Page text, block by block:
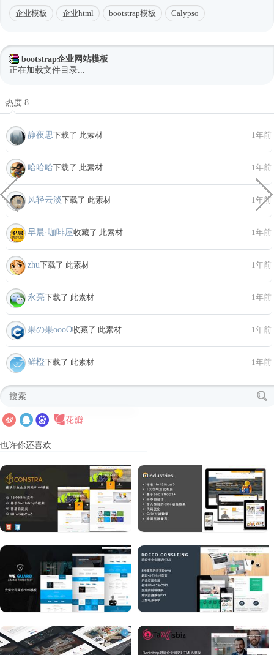
企业模板 企业html bootstrap模板 Calypso
bootstrap企业网站模板
正在加载文件目录...
热度 8
静夜思下载了 此素材 1年前
哈哈哈下载了 此素材 1年前
风轻云淡下载了 此素材 1年前
早晨·咖啡屋收藏了 此素材 1年前
zhu下载了 此素材 1年前
永亮下载了 此素材 1年前
果の果ooοО收藏了 此素材 1年前
鲜橙下载了 此素材 1年前
也许你还喜欢